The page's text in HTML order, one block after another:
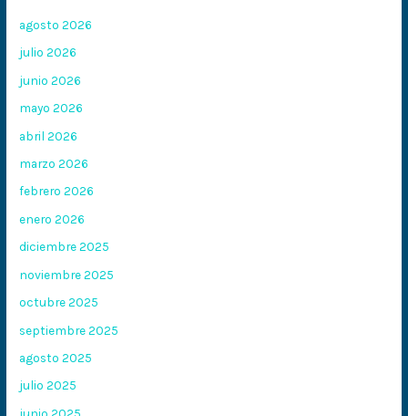
agosto 2026
julio 2026
junio 2026
mayo 2026
abril 2026
marzo 2026
febrero 2026
enero 2026
diciembre 2025
noviembre 2025
octubre 2025
septiembre 2025
agosto 2025
julio 2025
junio 2025